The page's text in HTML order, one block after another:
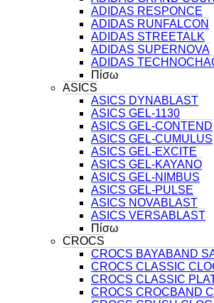
ADIDAS RESPONCE
ADIDAS RUNFALCON
ADIDAS STREETALK
ADIDAS SUPERNOVA
ADIDAS
Πίσω
ASICS
ASICS DYNABLAST
ASICS GEL-1130
ASICS GEL-CONTEND
ASICS GEL-CUMULUS
ASICS GEL-EXCITE
ASICS GEL-KAYANO
ASICS GEL-NIMBUS
ASICS GEL-PULSE
ASICS NOVABLAST
ASICS VERSABLAST
Πίσω
CROCS
CROCS BAYABAND
CROCS CLASSIC
CROCS CLASSIC
CROCS CROCBAND